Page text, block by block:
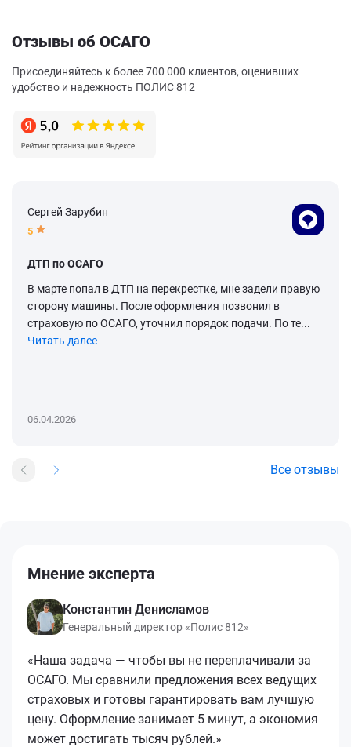
Отзывы об ОСАГО
Присоединяйтесь к более 700 000 клиентов, оценивших
удобство и надежность ПОЛИС 812
Сергей Зарубин
5
ДТП по ОСАГО
В марте попал в ДТП на перекрестке, мне задели правую
сторону машины. После оформления позвонил в
страховую по ОСАГО, уточнил порядок подачи. По те...
Читать далее
06.04.2026
Все отзывы
Мнение эксперта
Константин Денисламов
Генеральный директор «Полис 812»
«Наша задача — чтобы вы не переплачивали за
ОСАГО. Мы сравнили предложения всех ведущих
страховых и готовы гарантировать вам лучшую
цену. Оформление занимает 5 минут, а экономия
может достигать тысяч рублей.»